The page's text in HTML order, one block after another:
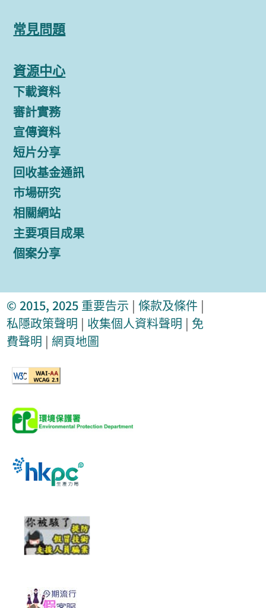
常見問題
資源中心
下載資料
審計實務
宣傳資料
短片分享
回收基金通訊
市場研究
相關網站
主要項目成果
個案分享
© 2015, 2025 重要告示 | 條款及條件 |
私隱政策聲明 | 收集個人資料聲明 | 免
費聲明 | 網頁地圖